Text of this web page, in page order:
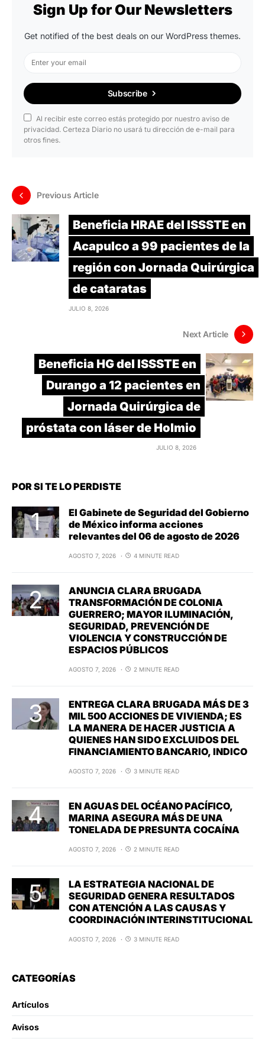
Sign Up for Our Newsletters
Get notified of the best deals on our WordPress themes.
Subscribe
Al recibir este correo estás protegido por nuestro aviso de
privacidad. Certeza Diario no usará tu dirección de e-mail para
otros fines.
Previous Article
Beneficia HRAE del ISSSTE en
Acapulco a 99 pacientes de la
región con Jornada Quirúrgica
de cataratas
JULIO 8, 2026
Next Article
Beneficia HG del ISSSTE en
Durango a 12 pacientes en
Jornada Quirúrgica de
próstata con láser de Holmio
JULIO 8, 2026
POR SI TE LO PERDISTE
El Gabinete de Seguridad del Gobierno
de México informa acciones
relevantes del 06 de agosto de 2026
AGOSTO 7, 2026 4 MINUTE READ
ANUNCIA CLARA BRUGADA
TRANSFORMACIÓN DE COLONIA
GUERRERO; MAYOR ILUMINACIÓN,
SEGURIDAD, PREVENCIÓN DE
VIOLENCIA Y CONSTRUCCIÓN DE
ESPACIOS PÚBLICOS
AGOSTO 7, 2026 2 MINUTE READ
ENTREGA CLARA BRUGADA MÁS DE 3
MIL 500 ACCIONES DE VIVIENDA; ES
LA MANERA DE HACER JUSTICIA A
QUIENES HAN SIDO EXCLUIDOS DEL
FINANCIAMIENTO BANCARIO, INDICO
AGOSTO 7, 2026 3 MINUTE READ
EN AGUAS DEL OCÉANO PACÍFICO,
MARINA ASEGURA MÁS DE UNA
TONELADA DE PRESUNTA COCAÍNA
AGOSTO 7, 2026 2 MINUTE READ
LA ESTRATEGIA NACIONAL DE
SEGURIDAD GENERA RESULTADOS
CON ATENCIÓN A LAS CAUSAS Y
COORDINACIÓN INTERINSTITUCIONAL
AGOSTO 7, 2026 3 MINUTE READ
CATEGORÍAS
Artículos
Avisos